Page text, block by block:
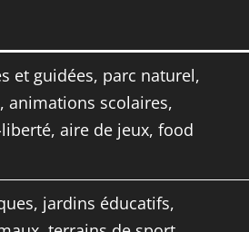
et guidées, parc naturel,
animations scolaires,
aire de jeux, food
jardins éducatifs,